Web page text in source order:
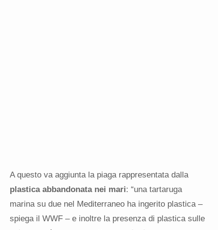
A questo va aggiunta la piaga rappresentata dalla
plastica abbandonata nei mari: “una tartaruga
marina su due nel Mediterraneo ha ingerito plastica –
spiega il WWF – e inoltre la presenza di plastica sulle